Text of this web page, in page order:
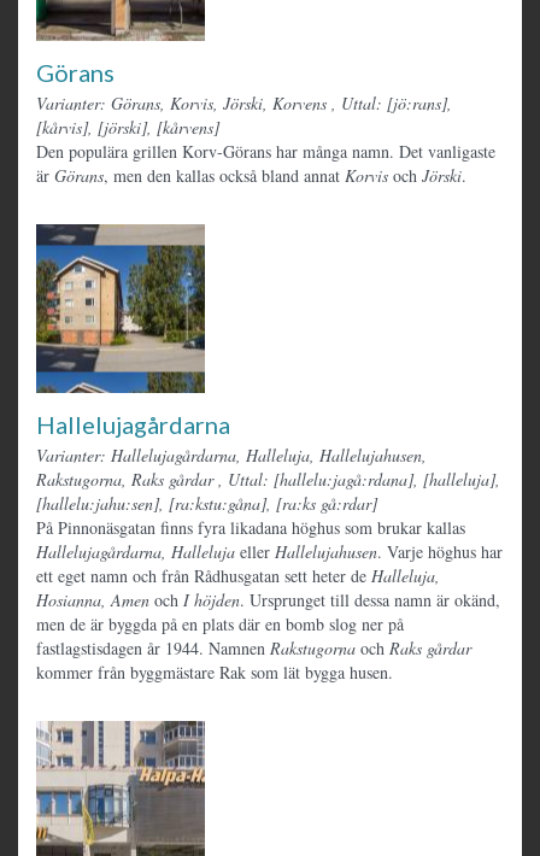
Görans
Varianter: Görans, Korvis, Jörski, Korvens , Uttal: [jö:rans],
[kårvis], [jörski], [kårvens]
Den populära grillen Korv-Görans har många namn. Det vanligaste
är Görans, men den kallas också bland annat Korvis och Jörski.
Hallelujagårdarna
Varianter: Hallelujagårdarna, Halleluja, Hallelujahusen,
Rakstugorna, Raks gårdar, Uttal: [hallelu:jagå:rdana], [halleluja],
[hallelu:jahu:sen], [ra:kstu:gåna], [ra:ks gå:rdar]
På Pinnonäsgatan finns fyra likadana höghus som brukar kallas
Hallelujagårdarna, Halleluja eller Hallelujahusen. Varje höghus har
ett eget namn och från Rådhusgatan sett heter de Halleluja,
Hosianna, Amen och I höjden. Ursprunget till dessa namn är okänd,
men de är byggda på en plats där en bomb slog ner på
fastlagstisdagen år 1944. Namnen Rakstugorna och Raks gårdar
kommer från byggmästare Rak som lät bygga husen.